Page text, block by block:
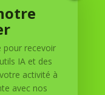
de confiance
de votre
pour
pour recevoir
IA et des
activité à
avec nos